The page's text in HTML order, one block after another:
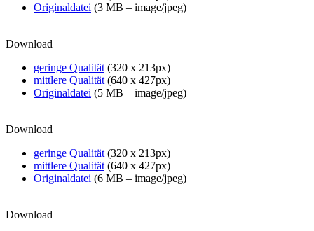
Originaldatei (3 MB – image/jpeg)
Download
geringe Qualität (320 x 213px)
mittlere Qualität (640 x 427px)
Originaldatei (5 MB – image/jpeg)
Download
geringe Qualität (320 x 213px)
mittlere Qualität (640 x 427px)
Originaldatei (6 MB – image/jpeg)
Download